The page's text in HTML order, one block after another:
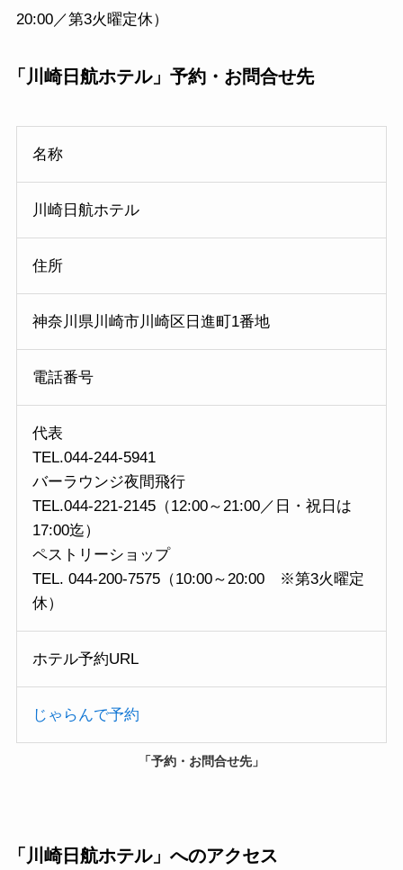
20:00／第3火曜定休）
「川崎日航ホテル」 予約・お問合せ先
名称
川崎日航ホテル
住所
神奈川県川崎市川崎区日進町1番地
電話番号
代表
TEL.044-244-5941
バーラウンジ夜間飛行
TEL.044-221-2145（12:00～21:00／日・祝日は
17:00迄）
ペストリーショップ
TEL. 044-200-7575（10:00～20:00 ※第3火曜定
休）
ホテル予約URL
じゃらんで予約
「予約・お問合せ先」
「川崎日航ホテル」へのアクセス